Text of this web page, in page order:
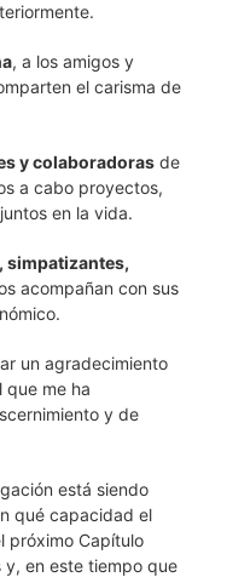
, a los amigos y
el carisma de
y colaboradoras de
a cabo proyectos,
en la vida.
simpatizantes,
acompañan con sus
un agradecimiento
que me ha
y de
está siendo
qué capacidad el
próximo Capítulo
y, en este tiempo que